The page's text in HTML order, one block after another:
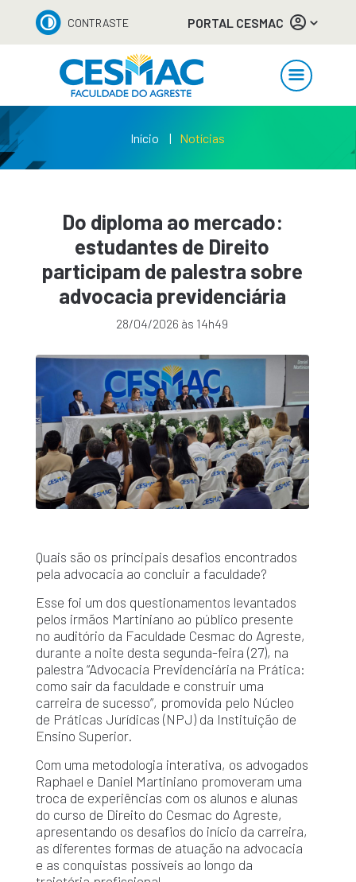
CONTRASTE PORTAL CESMAC
Início Notícias
Do diploma ao mercado:
estudantes de Direito
participam de palestra sobre
advocacia previdenciária
28/04/2026 às 14h49
Quais são os principais desafios encontrados
pela advocacia ao concluir a faculdade?
Esse foi um dos questionamentos levantados
pelos irmãos Martiniano ao público presente
no auditório da Faculdade Cesmac do Agreste,
durante a noite desta segunda-feira (27), na
palestra “Advocacia Previdenciária na Prática:
como sair da faculdade e construir uma
carreira de sucesso”, promovida pelo Núcleo
de Práticas Jurídicas (NPJ) da Instituição de
Ensino Superior.
Com uma metodologia interativa, os advogados
Raphael e Daniel Martiniano promoveram uma
troca de experiências com os alunos e alunas
do curso de Direito do Cesmac do Agreste,
apresentando os desafios do início da carreira,
as diferentes formas de atuação na advocacia
e as conquistas possíveis ao longo da